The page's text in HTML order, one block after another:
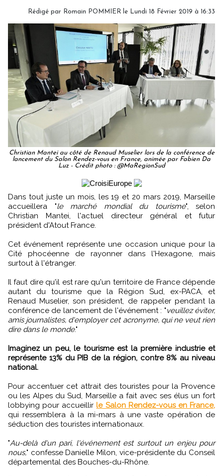
Rédigé par Romain POMMIER le Lundi 18 Février 2019 à 16:33
Christian Mantei au côté de Renaud Muselier lors de la conférence de
lancement du Salon Rendez-vous en France, animée par Fabien Da
Luz - Crédit photo : @MaRegionSud
Dans tout juste un mois, les 19 et 20 mars 2019, Marseille
accueillera "le marché mondial du tourisme", selon
Christian Mantei, l'actuel directeur général et futur
président d'Atout France.
Cet événement représente une occasion unique pour la
Cité phocéenne de rayonner dans l'Hexagone, mais
surtout à l'étranger.
Il faut dire qu'il est rare qu'un territoire de France dépende
autant du tourisme que la Région Sud, ex-PACA, et
Renaud Muselier, son président, de rappeler pendant la
conférence de lancement de l'événement : "veuillez éviter,
amis journalistes, d'employer cet acronyme, qui ne veut rien
dire dans le monde."
Imaginez un peu, le tourisme est la première industrie et
représente 13% du PIB de la région, contre 8% au niveau
national.
Pour accentuer cet attrait des touristes pour la Provence
ou les Alpes du Sud, Marseille a fait avec ses élus un fort
lobbying pour accueillirle Salon Rendez-vous en France,
qui ressemblera à la mi-mars à une vaste opération de
séduction des touristes internationaux.
"Au-delà d'un pari, l'événement est surtout un enjeu pour
nous," confesse Danielle Milon, vice-présidente du Conseil
départemental des Bouches-du-Rhône.